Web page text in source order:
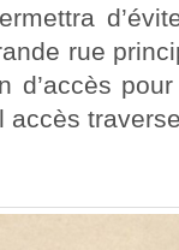
rue
d’accès
accès